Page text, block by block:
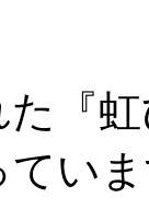
『
てい